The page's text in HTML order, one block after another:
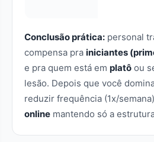
Conclusão prática: personal
compensa pra iniciantes
e pra quem está em platô ou
lesão. Depois que você
reduzir frequência (1x/
online mantendo só a